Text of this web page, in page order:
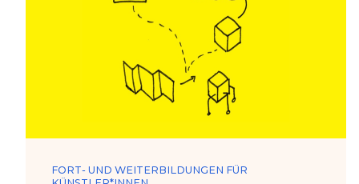
FORT- UND WEITERBILDUNGEN FÜR